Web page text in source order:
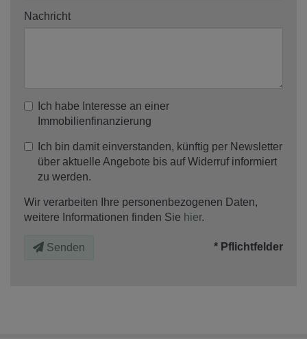
Nachricht
Ich habe Interesse an einer
Immobilienfinanzierung
Ich bin damit einverstanden, künftig per Newsletter
über aktuelle Angebote bis auf Widerruf informiert
zu werden.
Wir verarbeiten Ihre personenbezogenen Daten,
weitere Informationen finden Sie hier.
Senden * Pflichtfelder